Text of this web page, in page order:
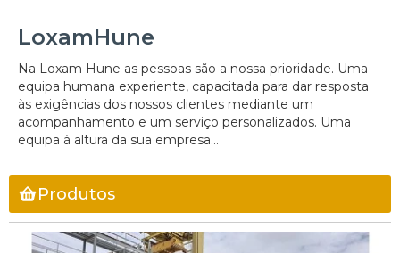
LoxamHune
Na Loxam Hune as pessoas são a nossa prioridade. Uma
equipa humana experiente, capacitada para dar resposta
às exigências dos nossos clientes mediante um
acompanhamento e um serviço personalizados. Uma
equipa à altura da sua empresa...
Produtos